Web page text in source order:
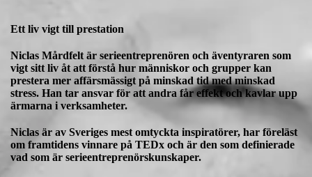
Ett liv vigt till prestation
Niclas Mårdfelt är serieentreprenören och äventyraren som
vigt sitt liv åt att förstå hur människor och grupper kan
prestera mer affärsmässigt på minskad tid med minskad
stress. Han tar ansvar för att andra får effekt och kavlar upp
ärmarna i verksamheter.
Niclas är av Sveriges mest omtyckta inspiratörer, har föreläst
om framtidens vinnare på TEDx och är den som definierade
vad som är serieentreprenörskunskaper.